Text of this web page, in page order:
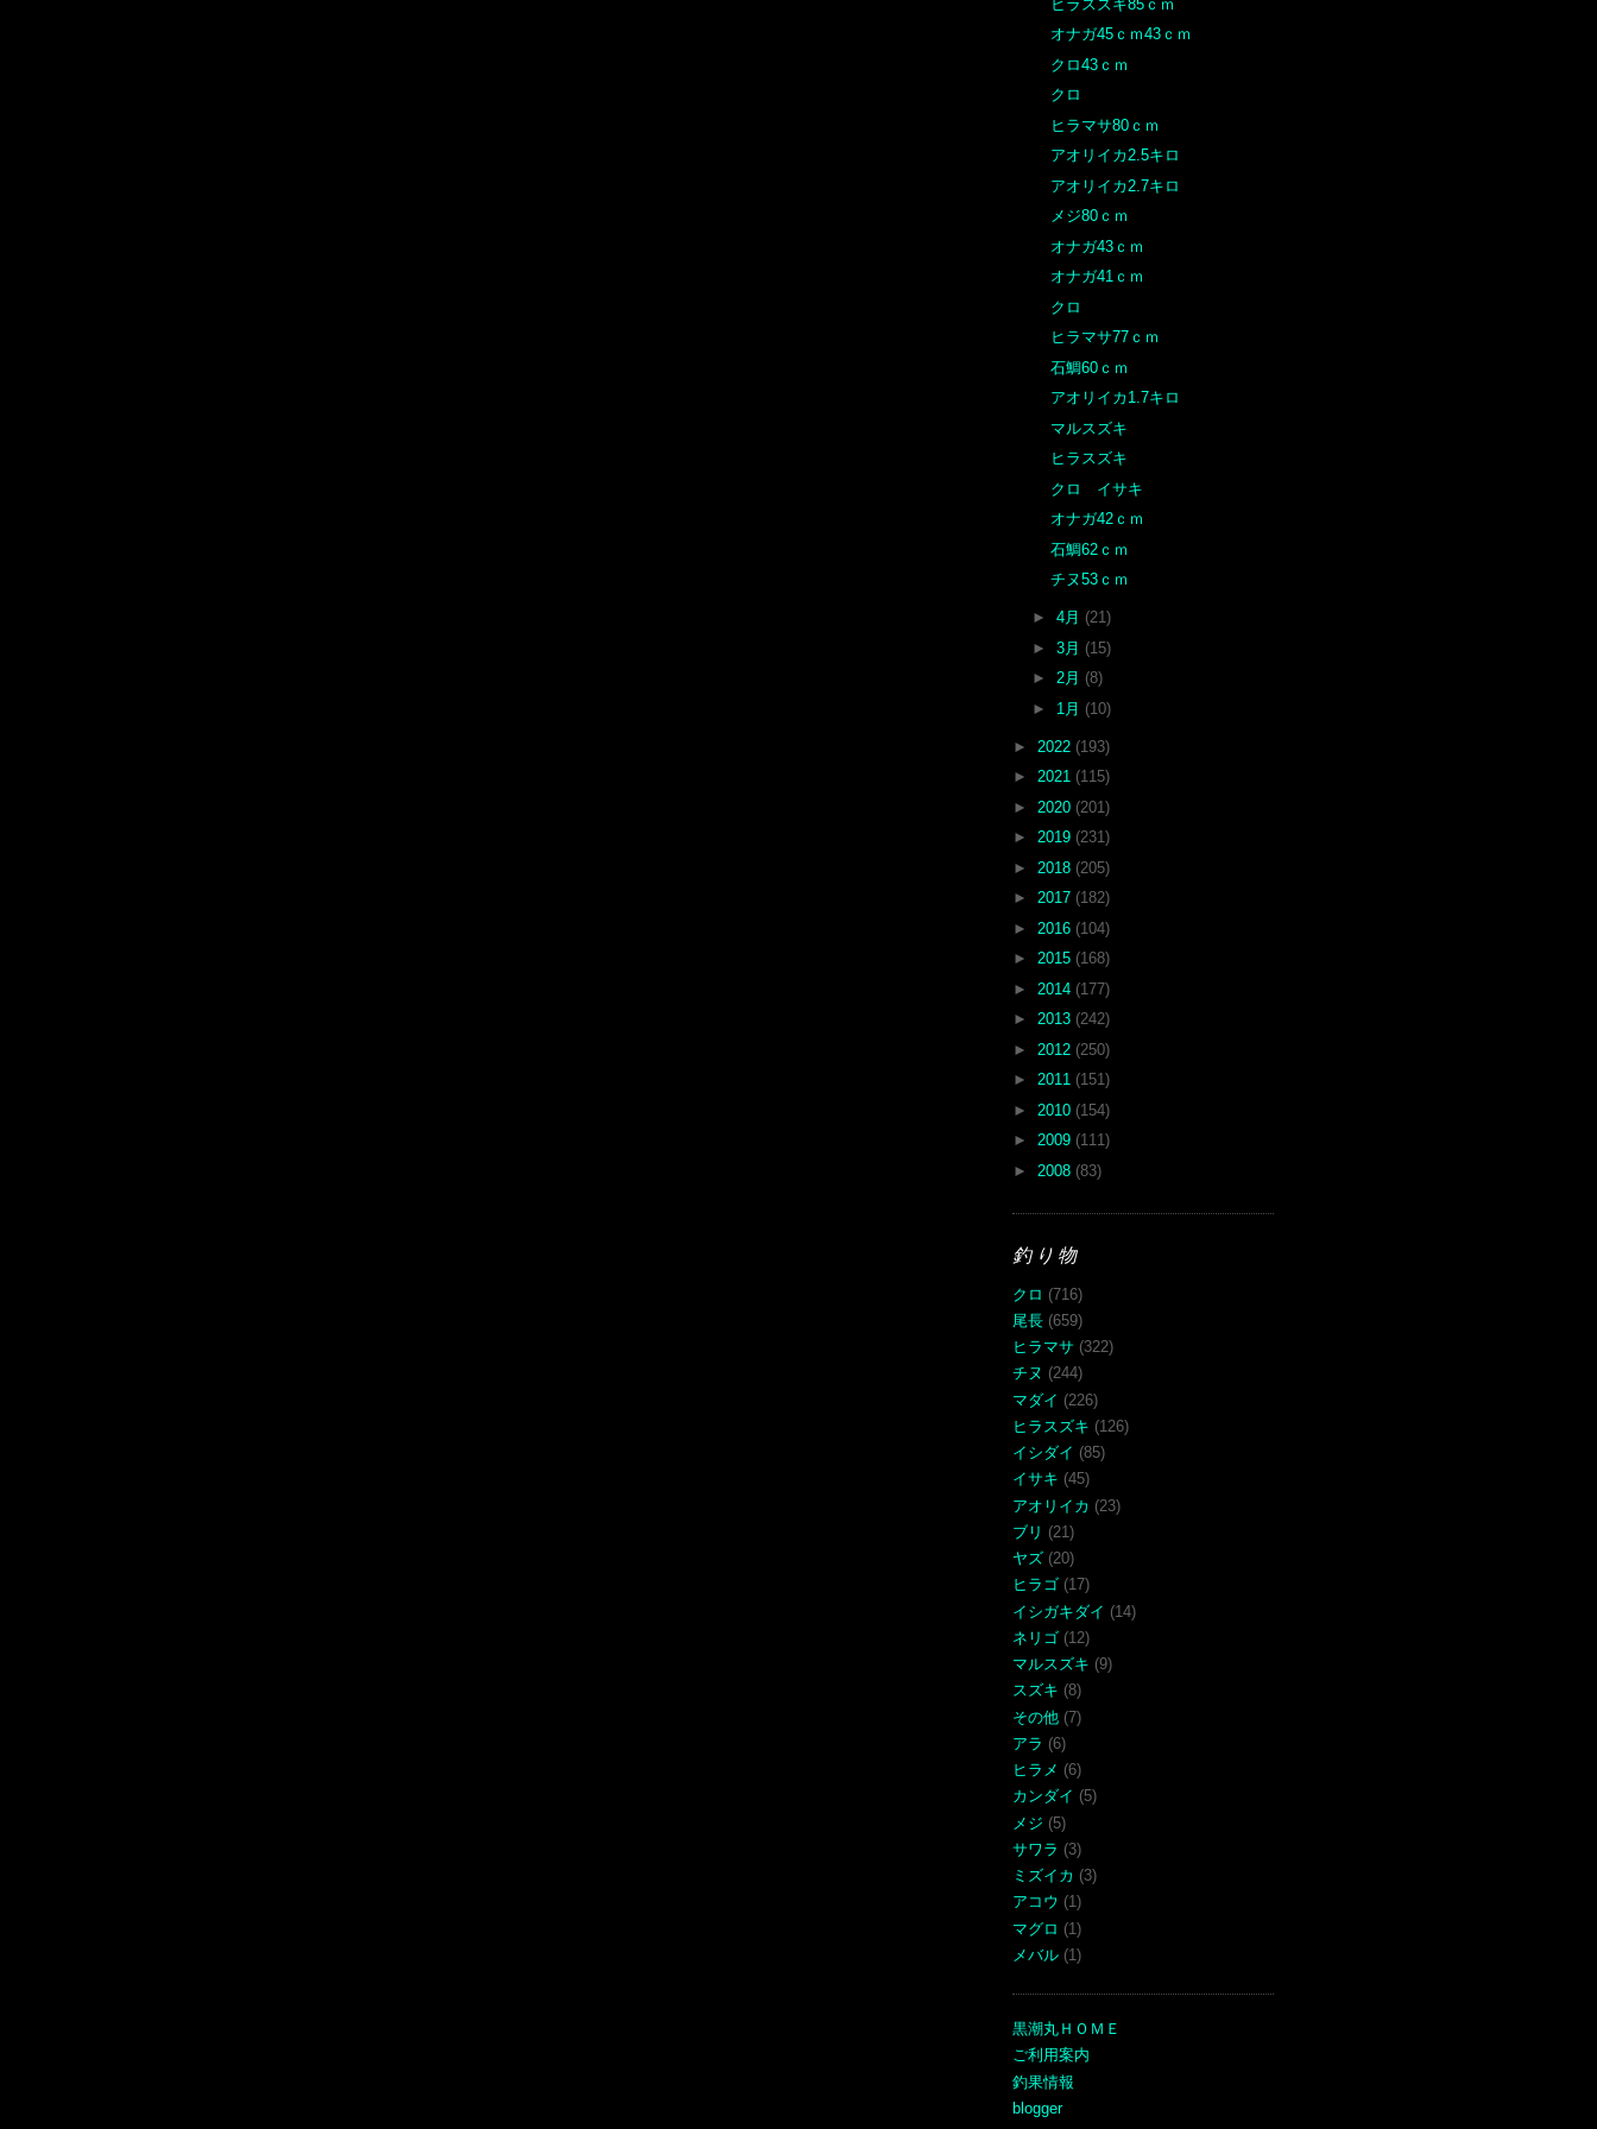
ヒラスズキ85ｃｍ
オナガ45ｃｍ43ｃｍ
クロ43ｃｍ
クロ
ヒラマサ80ｃｍ
アオリイカ2.5キロ
アオリイカ2.7キロ
メジ80ｃｍ
オナガ43ｃｍ
オナガ41ｃｍ
クロ
ヒラマサ77ｃｍ
石鯛60ｃｍ
アオリイカ1.7キロ
マルスズキ
ヒラスズキ
クロ イサキ
オナガ42ｃｍ
石鯛62ｃｍ
チヌ53ｃｍ
► 4月 (21)
► 3月 (15)
► 2月 (8)
► 1月 (10)
► 2022 (193)
► 2021 (115)
► 2020 (201)
► 2019 (231)
► 2018 (205)
► 2017 (182)
► 2016 (104)
► 2015 (168)
► 2014 (177)
► 2013 (242)
► 2012 (250)
► 2011 (151)
► 2010 (154)
► 2009 (111)
► 2008 (83)
釣り物
クロ (716)
尾長 (659)
ヒラマサ (322)
チヌ (244)
マダイ (226)
ヒラスズキ (126)
イシダイ (85)
イサキ (45)
アオリイカ (23)
ブリ (21)
ヤズ (20)
ヒラゴ (17)
イシガキダイ (14)
ネリゴ (12)
マルスズキ (9)
スズキ (8)
その他 (7)
アラ (6)
ヒラメ (6)
カンダイ (5)
メジ (5)
サワラ (3)
ミズイカ (3)
アコウ (1)
マグロ (1)
メバル (1)
黒潮丸ＨＯＭＥ
ご利用案内
釣果情報
blogger